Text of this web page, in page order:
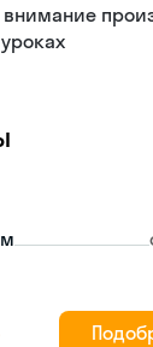
внимание